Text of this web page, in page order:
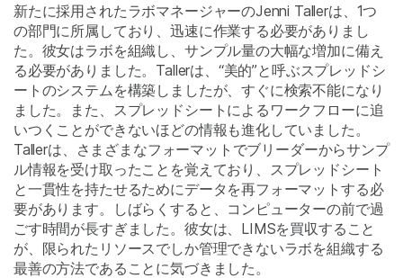
新たに採用されたラボマネージャーのJenni Tallerは、1つ
の部門に所属しており、迅速に作業する必要がありまし
た。彼女はラボを組織し、サンプル量の大幅な増加に備え
る必要がありました。Tallerは、“美的”と呼ぶスプレッドシ
ートのシステムを構築しましたが、すぐに検索不能になり
ました。また、スプレッドシートによるワークフローに追
いつくことができないほどの情報も進化していました。
Tallerは、さまざまなフォーマットでブリーダーからサンプ
ル情報を受け取ったことを覚えており、スプレッドシート
と一貫性を持たせるためにデータを再フォーマットする必
要があります。しばらくすると、コンピューターの前で過
ごす時間が長すぎました。彼女は、LIMSを買収すること
が、限られたリソースでしか管理できないラボを組織する
最善の方法であることに気づきました。